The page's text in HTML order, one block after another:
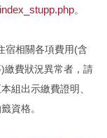
。
相關各項費用(含
費狀況異常者，請
組出示繳費證明、
資格。